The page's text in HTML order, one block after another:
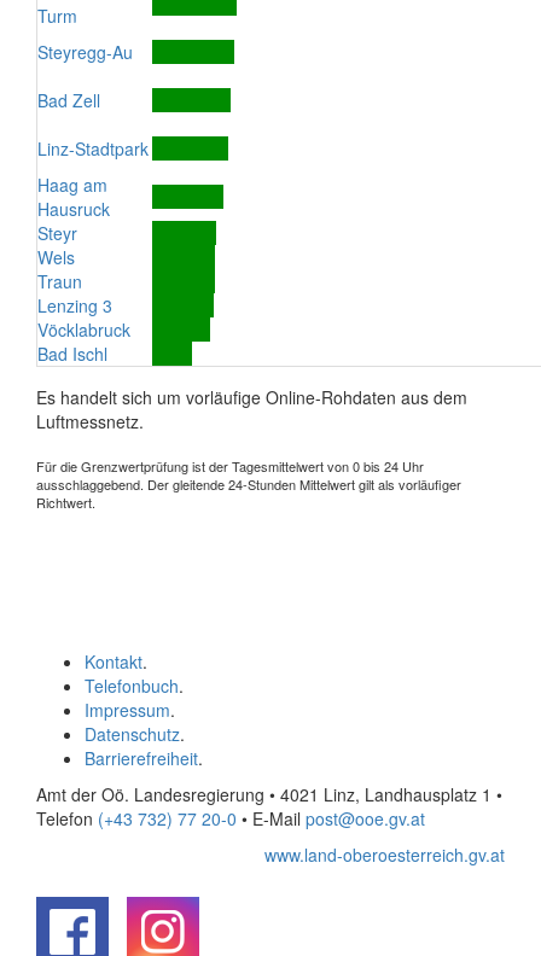
Turm
Steyregg-Au
Bad Zell
Linz-Stadtpark
Haag am
Hausruck
Steyr
Wels
Traun
Lenzing 3
Vöcklabruck
Bad Ischl
Es handelt sich um vorläufige Online-Rohdaten aus dem
Luftmessnetz.
Für die Grenzwertprüfung ist der Tagesmittelwert von 0 bis 24 Uhr
ausschlaggebend. Der gleitende 24-Stunden Mittelwert gilt als vorläufiger
Richtwert.
Kontakt.
Telefonbuch.
Impressum.
Datenschutz.
Barrierefreiheit.
Amt der Oö. Landesregierung • 4021 Linz, Landhausplatz 1 •
Telefon (+43 732) 77 20-0 • E-Mail post@ooe.gv.at
www.land-oberoesterreich.gv.at